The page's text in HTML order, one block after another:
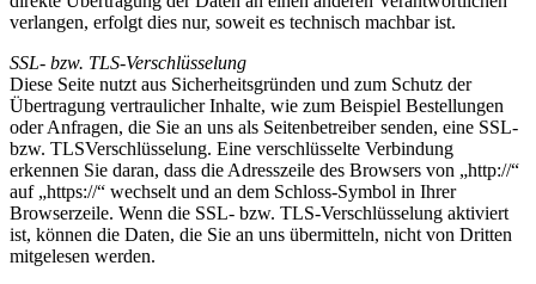
verlangen, erfolgt dies nur, soweit es technisch machbar ist.
SSL- bzw. TLS-Verschlüsselung
Diese Seite nutzt aus Sicherheitsgründen und zum Schutz der
Übertragung vertraulicher Inhalte, wie zum Beispiel Bestellungen
oder Anfragen, die Sie an uns als Seitenbetreiber senden, eine SSL-
bzw. TLSVerschlüsselung. Eine verschlüsselte Verbindung
erkennen Sie daran, dass die Adresszeile des Browsers von „http://“
auf „https://“ wechselt und an dem Schloss-Symbol in Ihrer
Browserzeile. Wenn die SSL- bzw. TLS-Verschlüsselung aktiviert
ist, können die Daten, die Sie an uns übermitteln, nicht von Dritten
mitgelesen werden.